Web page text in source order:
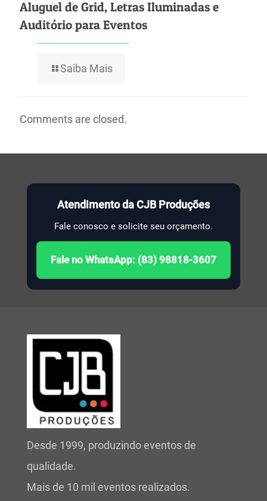
Aluguel de Grid, Letras Iluminadas e
Auditório para Eventos
Saiba Mais
Comments are closed.
Atendimento da CJB Produções
Fale conosco e solicite seu orçamento.
Fale no WhatsApp: (83) 98818-3607
Desde 1999, produzindo eventos de
qualidade.
Mais de 10 mil eventos realizados.